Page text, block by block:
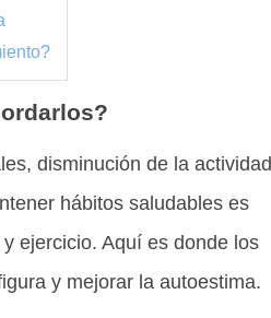
disminución de la actividad
hábitos saludables es
ejercicio. Aquí es donde los
y mejorar la autoestima.